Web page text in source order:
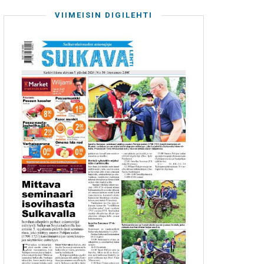
VIIMEISIN DIGILEHTI